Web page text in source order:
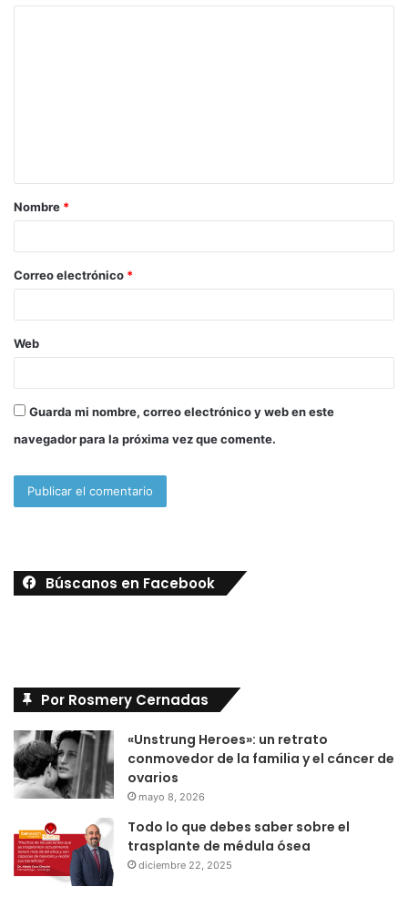
a
r
*
Nombre *
Correo electrónico *
Web
Guarda mi nombre, correo electrónico y web en este
navegador para la próxima vez que comente.
Búscanos en Facebook
Por Rosmery Cernadas
«Unstrung Heroes»: un retrato
conmovedor de la familia y el cáncer de
ovarios
mayo 8, 2026
Todo lo que debes saber sobre el
trasplante de médula ósea
diciembre 22, 2025